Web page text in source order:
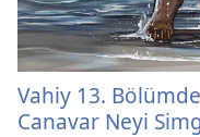
Vahiy 13.
Canavar Neyi